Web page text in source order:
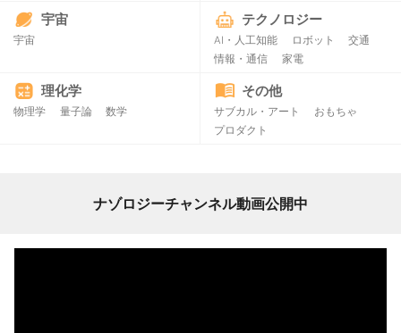
宇宙
宇宙
テクノロジー
AI・人工知能 ロボット
交通
情報・通信
家電
理化学
物理学 量子論 数学
その他
サブカル・アート
おもちゃ
プロダクト
ナゾロジーチャンネル動画公開中